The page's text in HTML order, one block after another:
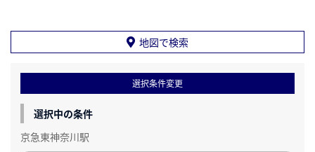
地図で検索
選択条件変更
選択中の条件
京急東神奈川駅